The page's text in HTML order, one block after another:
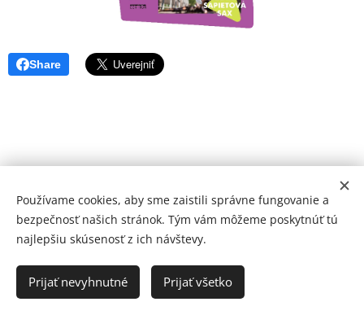
Share
© 2026 Mediálna a kultúrna spoločnosť Topoľčany, s.r.o.
Ochrana osobných údajov
www.kulturato.sk
Cookies
Používame cookies, aby sme zaistili správne fungovanie a
bezpečnosť našich stránok. Tým vám môžeme poskytnúť tú
najlepšiu skúsenosť z ich návštevy.
Prijať nevyhnutné Prijať všetko